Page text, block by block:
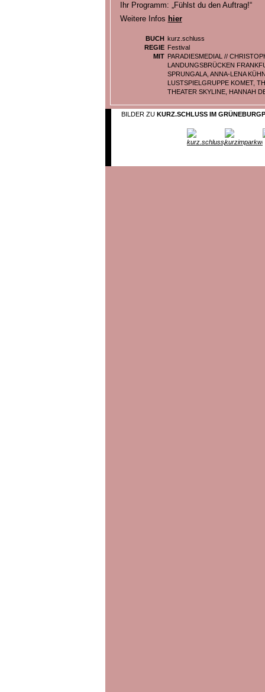
Ihr Programm: „Fühlst du den Auftrag!“
Weitere Infos hier
BUCH kurz.schluss
REGIE Festival
MIT PARADIESMEDIAL //
LANDUNGSBRÜCKEN
SPRUNGALA, ANNA-LENA
LUSTSPIELGRUPPE KOMET,
THEATER SKYLINE, HANNAH
BILDER ZU KURZ.SCHLUSS IM